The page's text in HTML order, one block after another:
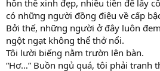
hôn thê xinh đẹp, nhiều tiền để lấy
có những người đồng điệu về cấp
Bởi thế, những người ở đây luôn
ngột ngạt không thể thở nổi.
Tôi lười biếng nằm trườn lên bàn.
“Hơ…” Buồn ngủ quá, tôi phải tranh